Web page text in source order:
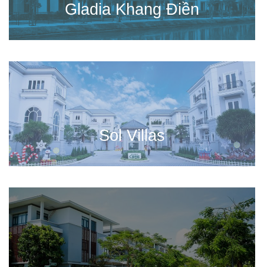
Gladia Khang Điền
Sol Villas